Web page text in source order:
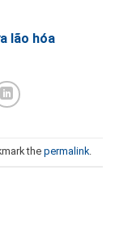
lão hóa
the permalink.